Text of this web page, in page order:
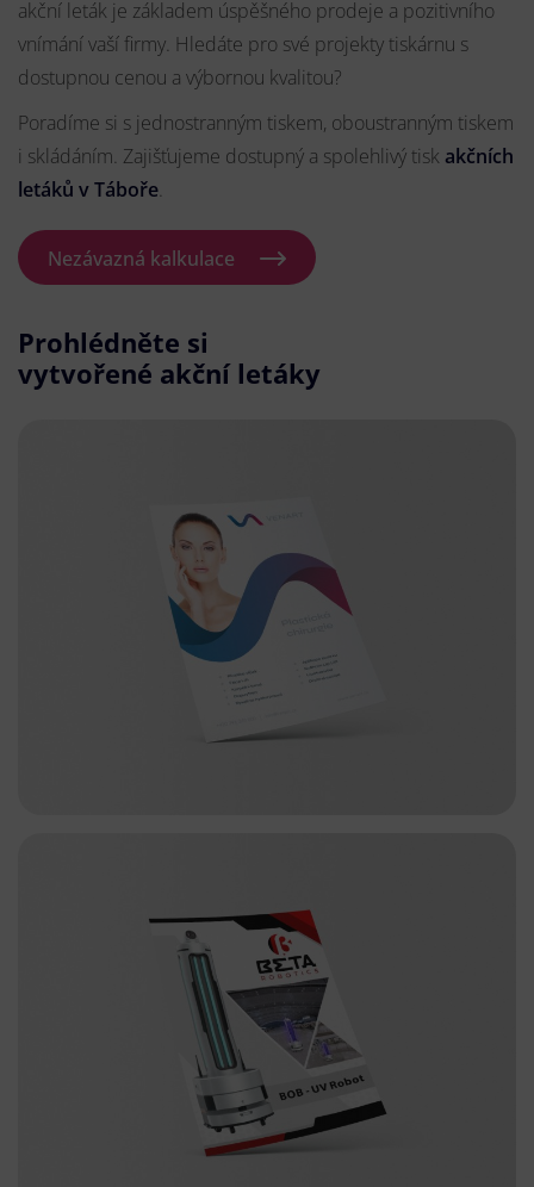
akční leták je základem úspěšného prodeje a pozitivního
vnímání vaší firmy. Hledáte pro své projekty tiskárnu s
dostupnou cenou a výbornou kvalitou?
Poradíme si s jednostranným tiskem, oboustranným tiskem
i skládáním. Zajišťujeme dostupný a spolehlivý tisk akčních
letáků v Táboře.
Nezávazná kalkulace
Prohlédněte si
vytvořené akční letáky